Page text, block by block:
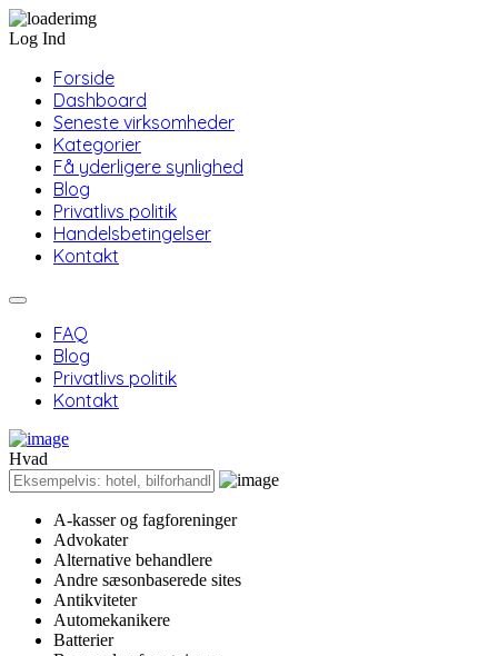
Log Ind
Forside
Dashboard
Seneste virksomheder
Kategorier
Få yderligere synlighed
Blog
Privatlivs politik
Handelsbetingelser
Kontakt
FAQ
Blog
Privatlivs politik
Kontakt
Hvad
A-kasser og fagforeninger
Advokater
Alternative behandlere
Andre sæsonbaserede sites
Antikviteter
Automekanikere
Batterier